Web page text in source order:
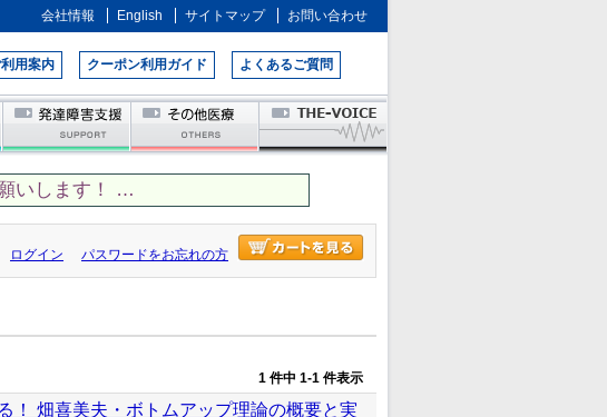
会社情報 English サイトマップ お問い合わせ
用案内 クーポン利用ガイド よくあるご質問
いします！ …
ログイン パスワードをお忘れの方
1 件中 1-1 件表示
！ 畑喜美夫・ボトムアップ理論の概要と実